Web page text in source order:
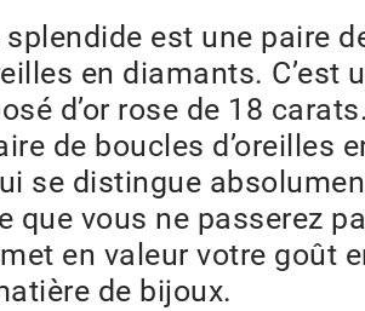
est une paire
en diamants. C’est
d’or rose de 18
de boucles d’oreilles
se distingue
que vous ne passerez
en valeur votre goût
de bijoux.